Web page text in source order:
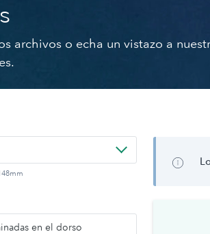
archivos o echa un vistazo a
en el dorso